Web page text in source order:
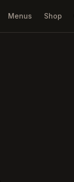
Menus Shop